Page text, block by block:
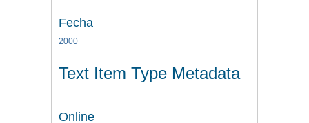
Fecha
2000
Text Item Type Metadata
Online